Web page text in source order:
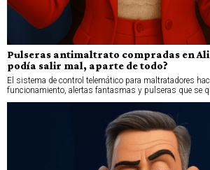
Pulseras antimaltrato compradas en
podía salir mal, aparte de todo?
El sistema de control telemático para maltratadores
funcionamiento, alertas fantasmas y pulseras que se